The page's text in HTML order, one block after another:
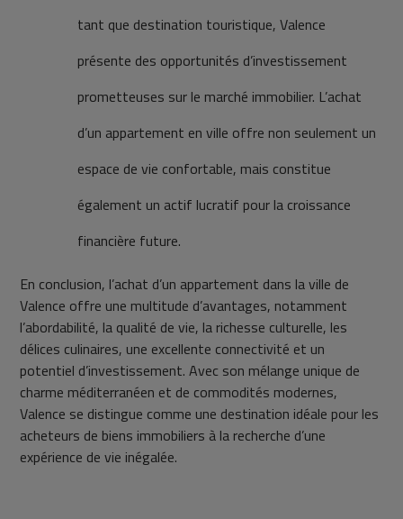
tant que destination touristique, Valence
présente des opportunités d’investissement
prometteuses sur le marché immobilier. L’achat
d’un appartement en ville offre non seulement un
espace de vie confortable, mais constitue
également un actif lucratif pour la croissance
financière future.
En conclusion, l’achat d’un appartement dans la ville de
Valence offre une multitude d’avantages, notamment
l’abordabilité, la qualité de vie, la richesse culturelle, les
délices culinaires, une excellente connectivité et un
potentiel d’investissement. Avec son mélange unique de
charme méditerranéen et de commodités modernes,
Valence se distingue comme une destination idéale pour les
acheteurs de biens immobiliers à la recherche d’une
expérience de vie inégalée.